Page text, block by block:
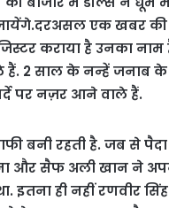
एक खबर
कराया है उनका नाम
2 साल के नन्हें जनाब के
पर नज़र आने वाले हैं.
बनी रहती है. जब से
और सैफ अली खान ने
इतना ही नहीं रणवीर